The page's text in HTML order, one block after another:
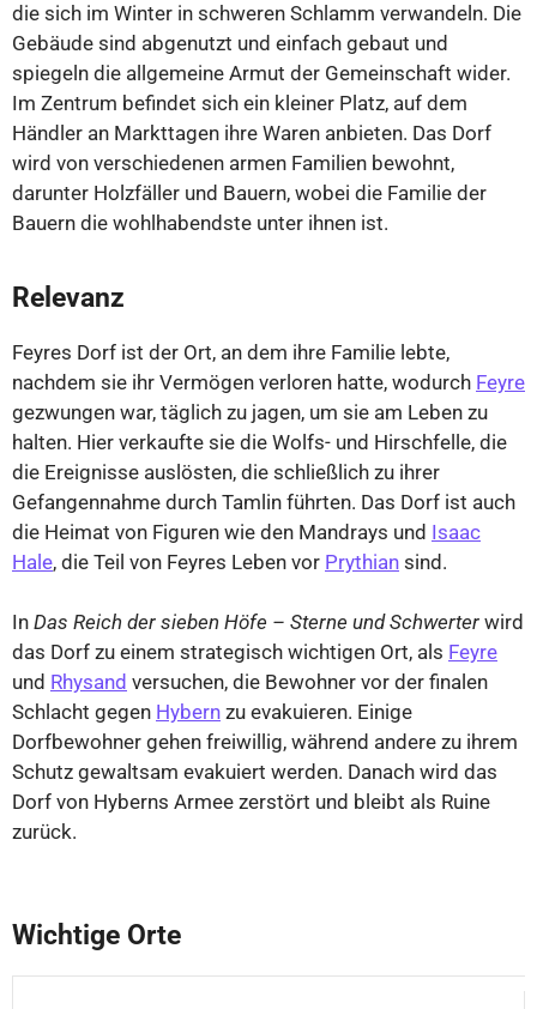
die sich im Winter in schweren Schlamm verwandeln. Die
Gebäude sind abgenutzt und einfach gebaut und
spiegeln die allgemeine Armut der Gemeinschaft wider.
Im Zentrum befindet sich ein kleiner Platz, auf dem
Händler an Markttagen ihre Waren anbieten. Das Dorf
wird von verschiedenen armen Familien bewohnt,
darunter Holzfäller und Bauern, wobei die Familie der
Bauern die wohlhabendste unter ihnen ist.
Relevanz
Feyres Dorf ist der Ort, an dem ihre Familie lebte,
nachdem sie ihr Vermögen verloren hatte, wodurch Feyre
gezwungen war, täglich zu jagen, um sie am Leben zu
halten. Hier verkaufte sie die Wolfs- und Hirschfelle, die
die Ereignisse auslösten, die schließlich zu ihrer
Gefangennahme durch Tamlin führten. Das Dorf ist auch
die Heimat von Figuren wie den Mandrays und Isaac
Hale, die Teil von Feyres Leben vor Prythian sind.
In Das Reich der sieben Höfe – Sterne und Schwerter wird
das Dorf zu einem strategisch wichtigen Ort, als Feyre
und Rhysand versuchen, die Bewohner vor der finalen
Schlacht gegen Hybern zu evakuieren. Einige
Dorfbewohner gehen freiwillig, während andere zu ihrem
Schutz gewaltsam evakuiert werden. Danach wird das
Dorf von Hyberns Armee zerstört und bleibt als Ruine
zurück.
Wichtige Orte